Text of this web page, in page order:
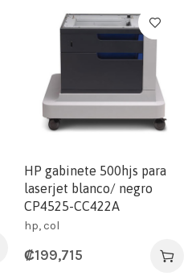
HP gabinete 500hjs para
laserjet blanco/ negro
CP4525-CC422A
hp, col
₡199,715